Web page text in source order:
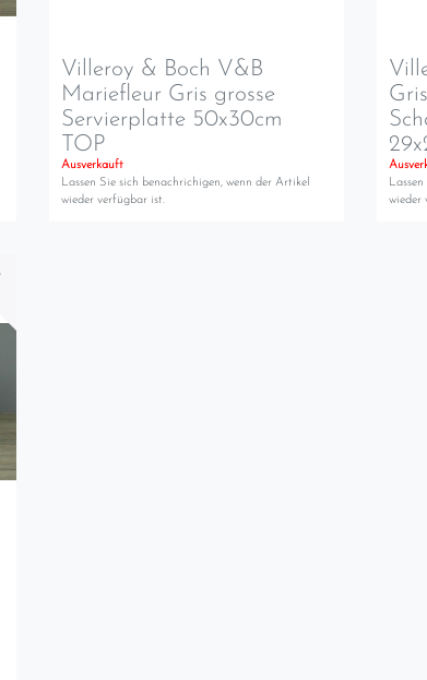
Villeroy & Boch V&B
Mariefleur Gris grosse
Servierplatte 50x30cm
TOP
Ausverkauft
Lassen Sie sich benachrichigen, wenn der Artikel
wieder verfügbar ist.
wieder